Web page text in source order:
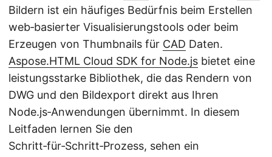
Bildern ist ein häufiges Bedürfnis beim Erstellen
web‑basierter Visualisierungstools oder beim
Erzeugen von Thumbnails für CAD Daten.
Aspose.HTML Cloud SDK for Node.js bietet eine
leistungsstarke Bibliothek, die das Rendern von
DWG und den Bildexport direkt aus Ihren
Node.js‑Anwendungen übernimmt. In diesem
Leitfaden lernen Sie den
Schritt‑für‑Schritt‑Prozess, sehen ein